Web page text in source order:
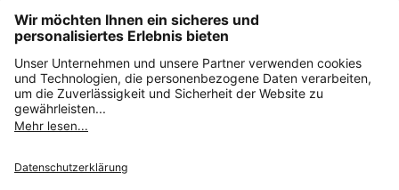
ZAHLUNG UND LIEFERUNG
Sicher einkaufen mit